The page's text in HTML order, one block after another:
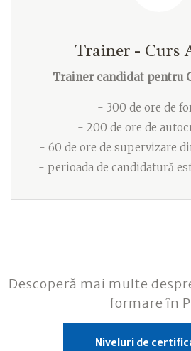
Trainer - Curs
Trainer candidat pentru
- 300 de ore de
- 200 de ore de
- 60 de ore de supervizare
- perioada de candidatură
Descoperă mai multe
formare în
Niveluri de